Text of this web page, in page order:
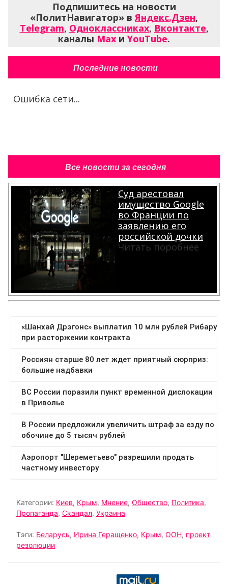
Подпишитесь на новости
«ПолитНавигатор» вЯндекс.Дзен,
Telegram, Одноклассниках, Вконтакте,
каналы Max и YouTube.
Последние новости
Ошибка сети...
Все новости за сегодня
Суд арестовал
имущество Google
во Франции по
заявлению его
российской дочки
Читать поробнее
Категории: Киев, Крым, Мнение, Общество, Политика,
Пропаганда, Скандал, Украина
Тэги: Беларусь, Ирина Геращенко, Крым, ООН, проект
резолюции